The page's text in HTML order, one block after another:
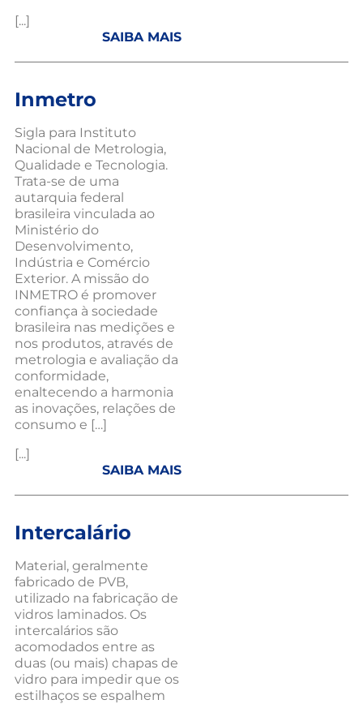
[...]
SAIBA MAIS
Inmetro
Sigla para Instituto
Nacional de Metrologia,
Qualidade e Tecnologia.
Trata-se de uma
autarquia federal
brasileira vinculada ao
Ministério do
Desenvolvimento,
Indústria e Comércio
Exterior. A missão do
INMETRO é promover
confiança à sociedade
brasileira nas medições e
nos produtos, através de
metrologia e avaliação da
conformidade,
enaltecendo a harmonia
as inovações, relações de
consumo e […]
[...]
SAIBA MAIS
Intercalário
Material, geralmente
fabricado de PVB,
utilizado na fabricação de
vidros laminados. Os
intercalários são
acomodados entre as
duas (ou mais) chapas de
vidro para impedir que os
estilhaços se espalhem